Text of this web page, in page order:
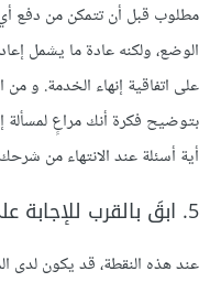
مطلوب قبل أن تتمكن من دفع
الوضع، ولكنه عادة ما يشمل
على اتفاقية إنهاء الخدمة. و من
بتوضيح فكرة أنك مراعٍ لمسألة
أية أسئلة عند الانتهاء من
5. ابقَ بالقرب للإجابة على الأسئلة
عند هذه النقطة، قد يكون